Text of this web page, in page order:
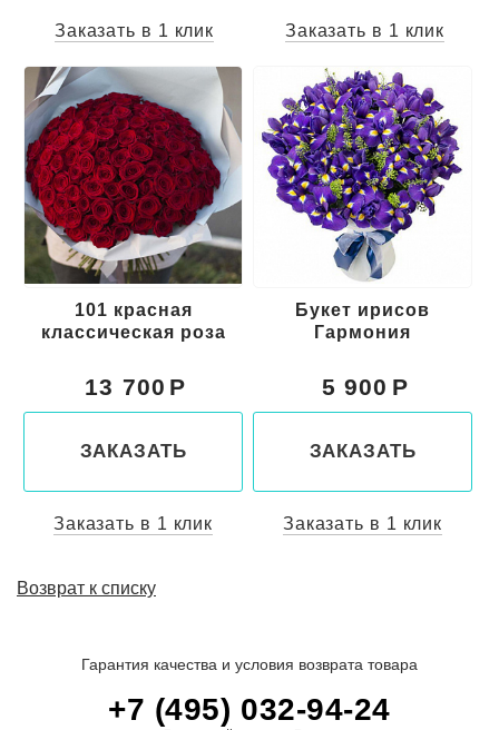
Заказать в 1 клик Заказать в 1 клик
Букет ирисов
Гармония
5 900
ЗАКАЗАТЬ
Заказать в 1 клик
101 красная
классическая роза
13 700
ЗАКАЗАТЬ
Заказать в 1 клик
Возврат к списку
Гарантия качества и условия возврата товара
+7 (495) 032-94-24